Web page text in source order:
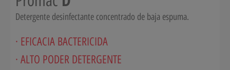
Detergente desinfectante concentrado de baja espuma.
· EFICACIA BACTERICIDA
· ALTO PODER DETERGENTE